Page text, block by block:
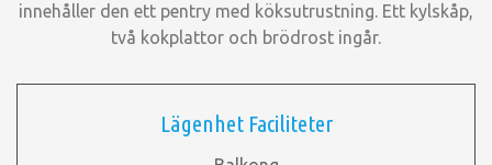
innehåller den ett pentry med köksutrustning. Ett kylskåp,
två kokplattor och brödrost ingår.
Lägenhet Faciliteter